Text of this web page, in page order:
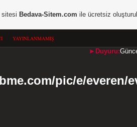
YAYINLANMAMIŞ
►Duyuru:
sitesi Bedava-Sitem.com ile ücretsiz